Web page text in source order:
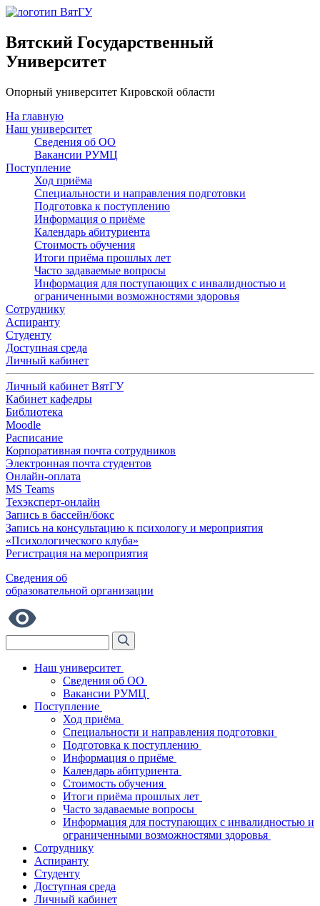
Вятский Государственный
Университет
Опорный университет Кировской области
На главную
Наш университет
Сведения об ОО
Вакансии РУМЦ
Поступление
Ход приёма
Специальности и направления подготовки
Подготовка к поступлению
Информация о приёме
Календарь абитуриента
Стоимость обучения
Итоги приёма прошлых лет
Часто задаваемые вопросы
Информация для поступающих с инвалидностью и
ограниченными возможностями здоровья
Сотруднику
Аспиранту
Студенту
Доступная среда
Личный кабинет
Личный кабинет ВятГУ
Кабинет кафедры
Библиотека
Moodle
Расписание
Корпоративная почта сотрудников
Электронная почта студентов
Онлайн-оплата
MS Teams
Техэксперт-онлайн
Запись в бассейн/бокс
Запись на консультацию к психологу и мероприятия
«Психологического клуба»
Регистрация на мероприятия
Сведения об
образовательной организации
Наш университет
Сведения об ОО
Вакансии РУМЦ
Поступление
Ход приёма
Специальности и направления подготовки
Подготовка к поступлению
Информация о приёме
Календарь абитуриента
Стоимость обучения
Итоги приёма прошлых лет
Часто задаваемые вопросы
Информация для поступающих с инвалидностью и
ограниченными возможностями здоровья
Сотруднику
Аспиранту
Студенту
Доступная среда
Личный кабинет